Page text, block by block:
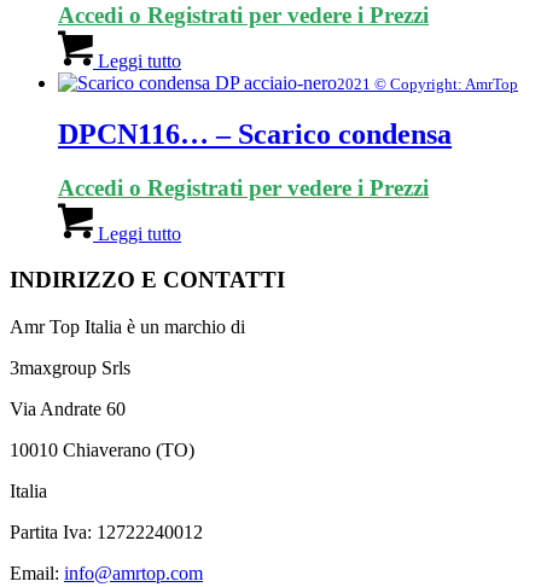
Accedi o Registrati per vedere i Prezzi
Leggi tutto
2021 © Copyright: AmrTop
DPCN116… – Scarico condensa
Accedi o Registrati per vedere i Prezzi
Leggi tutto
INDIRIZZO E CONTATTI
Amr Top Italia è un marchio di
3maxgroup Srls
Via Andrate 60
10010 Chiaverano (TO)
Italia
Partita Iva: 12722240012
Email: info@amrtop.com